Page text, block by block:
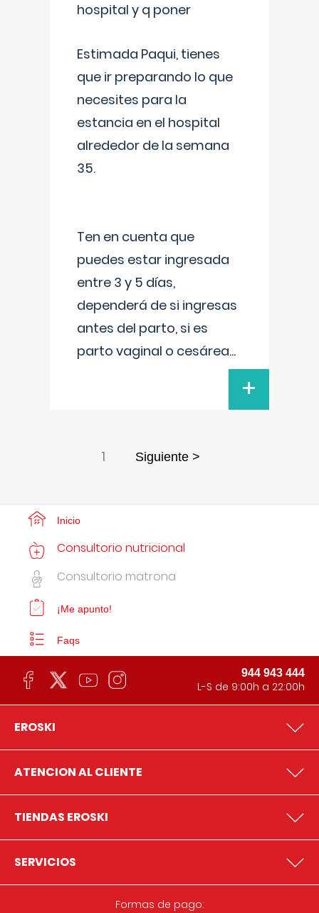
hospital y q poner
Estimada Paqui, tienes
que ir preparando lo que
necesites para la
estancia en el hospital
alrededor de la semana
35.
Ten en cuenta que
puedes estar ingresada
entre 3 y 5 días,
dependerá de si ingresas
antes del parto, si es
parto vaginal o cesárea...
+
1 Siguiente >
Inicio
Consultorio nutricional
Consultorio matrona
¡Me apunto!
Faqs
944 943 444
L-S de 9:00h a 22:00h
EROSKI
ATENCION AL CLIENTE
TIENDAS EROSKI
SERVICIOS
Formas de pago: